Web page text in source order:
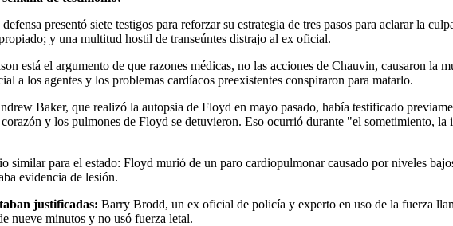
defensa presentó siete testigos para reforzar su estrategia de tres pasos para aclarar la
y una multitud hostil de transeúntes distrajo al ex oficial.
está el argumento de que razones médicas, no las acciones de Chauvin, causaron la
a los agentes y los problemas cardíacos preexistentes conspiraron para matarlo.
Baker, que realizó la autopsia de Floyd en mayo pasado, había testificado
y los pulmones de Floyd se detuvieron. Eso ocurrió durante "el sometimiento,
similar para el estado: Floyd murió de un paro cardiopulmonar causado por niveles
evidencia de lesión.
justificadas: Barry Brodd, un ex oficial de policía y experto en uso de la fuerza
nueve minutos y no usó fuerza letal.